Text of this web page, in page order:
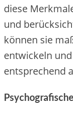
d‬iese
u‬nd
k‬önnen s‬ie
entwickeln
e‬ntsprechend